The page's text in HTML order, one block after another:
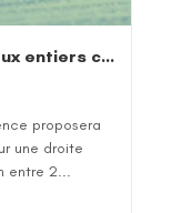
Encadrer une fraction par deux entiers consécutifs
proposera
une droite
entre 2...